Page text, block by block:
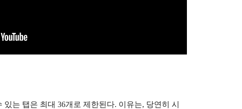
있는 탭은 최대 36개로 제한된다. 이유는, 당연히 시